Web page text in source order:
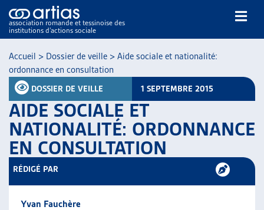
association romande et tessinoise des
institutions d’actions sociale
NOS PUBLICATIONS
ARTICLES
Accueil > Dossier de veille > Aide sociale et nationalité:
ordonnance en consultation
DOSSIER DE VEILLE 1 SEPTEMBRE 2015
AIDE SOCIALE ET
NATIONALITÉ: ORDONNANCE
EN CONSULTATION
RÉDIGÉ PAR
Yvan Fauchère